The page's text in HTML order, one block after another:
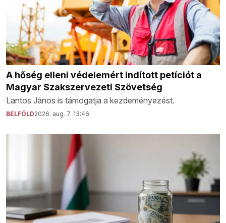
A hőség elleni védelemért indított petíciót a
Magyar Szakszervezeti Szövetség
Lantos János is támogatja a kezdeményezést.
BELFÖLD2026. aug. 7. 13:46